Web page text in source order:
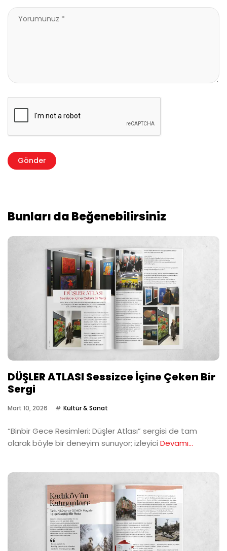
Bunları da Beğenebilirsiniz
DÜŞLER ATLASI Sessizce İçine Çeken Bir
Sergi
Mart 10, 2026 Kültür & Sanat
“Binbir Gece Resimleri: Düşler Atlası” sergisi de tam
olarak böyle bir deneyim sunuyor; izleyici Devamı...